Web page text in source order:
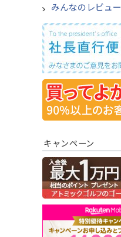
みんなのレビュー
キャンペーン